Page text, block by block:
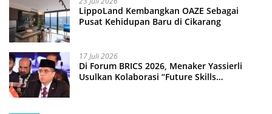
LippoLand Kembangkan OAZE Sebagai
Pusat Kehidupan Baru di Cikarang
17 Juli 2026
Di Forum BRICS 2026, Menaker Yassierli
Usulkan Kolaborasi “Future Skills